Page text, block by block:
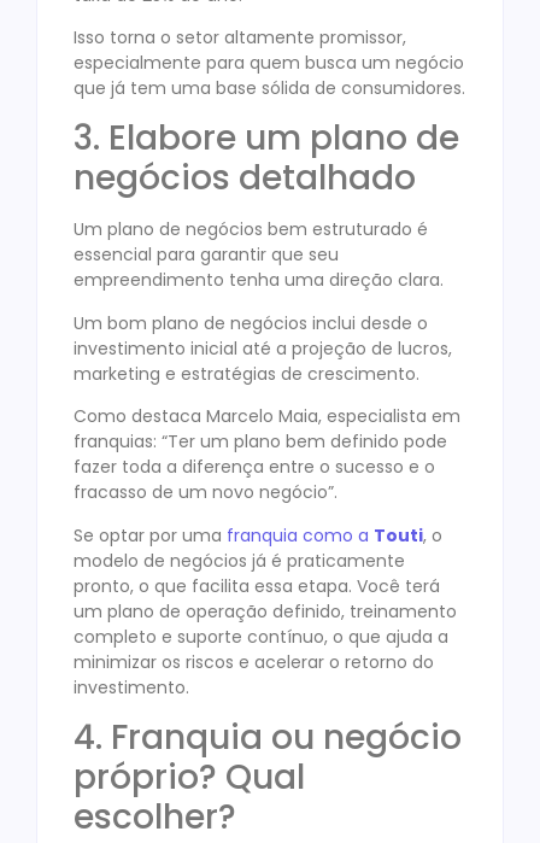
Isso torna o setor altamente promissor,
especialmente para quem busca um negócio
que já tem uma base sólida de consumidores.
3. Elabore um plano de
negócios detalhado
Um plano de negócios bem estruturado é
essencial para garantir que seu
empreendimento tenha uma direção clara.
Um bom plano de negócios inclui desde o
investimento inicial até a projeção de lucros,
marketing e estratégias de crescimento.
Como destaca Marcelo Maia, especialista em
franquias: “Ter um plano bem definido pode
fazer toda a diferença entre o sucesso e o
fracasso de um novo negócio”.
Se optar por uma franquia como a Touti, o
modelo de negócios já é praticamente
pronto, o que facilita essa etapa. Você terá
um plano de operação definido, treinamento
completo e suporte contínuo, o que ajuda a
minimizar os riscos e acelerar o retorno do
investimento.
4. Franquia ou negócio
próprio? Qual
escolher?